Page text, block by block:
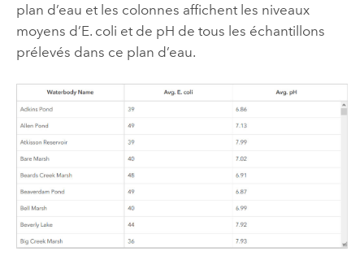
plan d’eau et les colonnes affichent les niveaux
moyens d’E. coli et de pH de tous les échantillons
prélevés dans ce plan d’eau.